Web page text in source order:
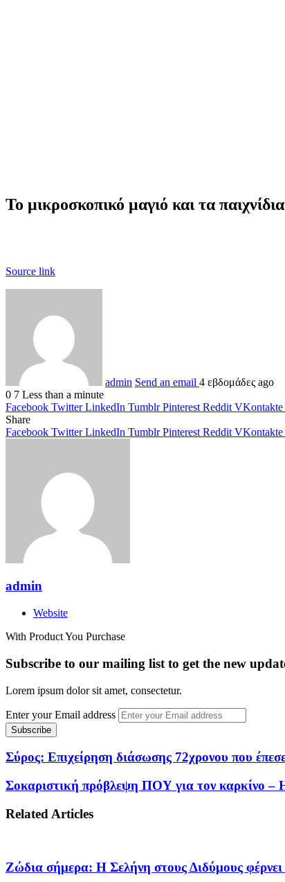
Το μικροσκοπικό μαγιό και τα
Source link
admin Send an email 4 εβδομάδες ago
0 7 Less than a minute
Facebook Twitter LinkedIn Tumblr Pinterest Reddit VKontakte
Share
Facebook Twitter LinkedIn Tumblr Pinterest Reddit VKontakte
admin
Website
With Product You Purchase
Subscribe to our mailing list to get the new
Lorem ipsum dolor sit amet, consectetur.
Enter your Email address
Σύρος: Επιχείρηση διάσωσης 72χρονου που
Σοκαριστική πρόβλεψη ΠΟΥ για τον καρκίνο –
Related Articles
Ζώδια σήμερα: Η Σελήνη στους Διδύμους φέρνει